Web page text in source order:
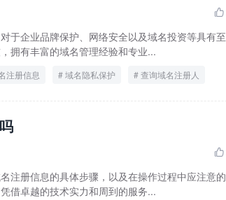

于企业品牌保护、网络安全以及域名投资等具有至
拥有丰富的域名管理经验和专业...
注册信息 域名隐私保护 查询域名注册人

注册信息的具体步骤，以及在操作过程中应注意的
借卓越的技术实力和周到的服务...